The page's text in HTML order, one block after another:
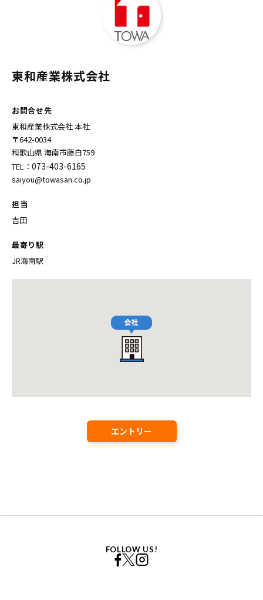
東和産業株式会社
お問合せ先
東和産業株式会社 本社
〒642-0034
和歌山県 海南市藤白759
TEL： 073-403-6165
saiyou@towasan.co.jp
担当
吉田
最寄り駅
JR海南駅
エントリー
FOLLOW US!